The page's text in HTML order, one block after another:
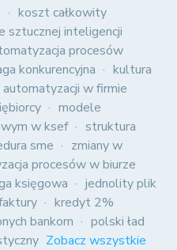
koszt całkowity
sztucznej inteligencji
procesów
konkurencyjna
kultura
automatyzacji w firmie
modele
w ksef
struktura
sme
zmiany w
procesów w biurze
księgowa
jednolity plik
kredyt 2%
bankom
polski ład
Zobacz wszystkie